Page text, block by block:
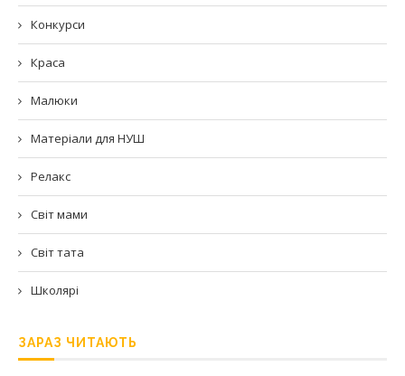
Конкурси
Краса
Малюки
Матеріали для НУШ
Релакс
Світ мами
Світ тата
Школярі
ЗАРАЗ ЧИТАЮТЬ